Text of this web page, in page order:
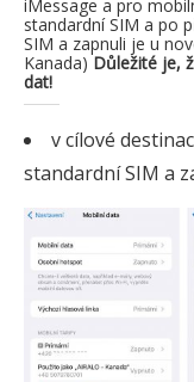
iMessage a pro
standardní SIM a po
SIM a zapnuli je u
Kanada) Důležité je,
dat!
v cílové
standardní SIM a